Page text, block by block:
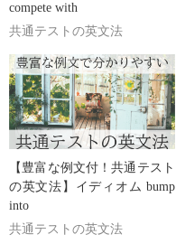
compete with
共通テストの英文法
【豊富な例文付！共通テスト
の英文法】イディオム bump
into
共通テストの英文法